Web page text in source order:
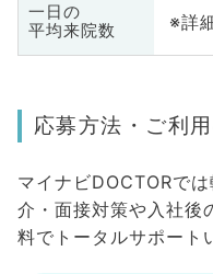
一日の
平均来院数
※詳
応募方法・ご利
マイナビDOCTORで
介・面接対策や入社後
料でトータルサポート